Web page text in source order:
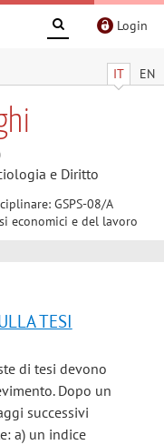
Login
IT EN
e Diritto
GSPS-08/A
economici e del lavoro
TESI
di tesi devono
Dopo un
successivi
a) un indice